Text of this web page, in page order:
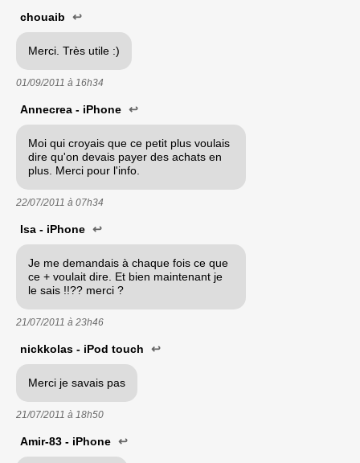
chouaib ↩
Merci. Très utile :)
01/09/2011 à 16h34
Annecrea - iPhone ↩
Moi qui croyais que ce petit plus voulais
dire qu'on devais payer des achats en
plus. Merci pour l'info.
22/07/2011 à 07h34
Isa - iPhone ↩
Je me demandais à chaque fois ce que
ce + voulait dire. Et bien maintenant je
le sais !!?? merci ?
21/07/2011 à 23h46
nickkolas - iPod touch ↩
Merci je savais pas
21/07/2011 à 18h50
Amir-83 - iPhone ↩